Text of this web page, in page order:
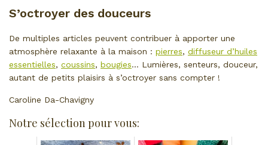
S’octroyer des douceurs
De multiples articles peuvent contribuer à apporter une
atmosphère relaxante à la maison : pierres, diffuseur d’huiles
essentielles, coussins, bougies… Lumières, senteurs, douceur,
autant de petits plaisirs à s’octroyer sans compter !
Caroline Da-Chavigny
Notre sélection pour vous: